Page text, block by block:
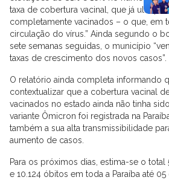
taxa de cobertura vacinal, que já
completamente vacinados – o que, em
circulação do vírus.” Ainda segundo o
sete semanas seguidas, o município
taxas de crescimento dos novos casos”.
O relatório ainda completa informando
contextualizar que a cobertura vacinal
vacinados no estado ainda não tinha
variante Ômicron foi registrada na
também a sua alta transmissibilidade
aumento de casos.
Para os próximos dias, estima-se o total
e 10.124 óbitos em toda a Paraíba até 05